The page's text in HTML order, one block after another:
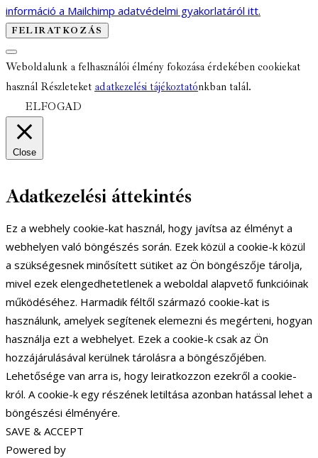
információ a Mailchimp adatvédelmi gyakorlatáról itt.
Weboldalunk a felhasználói élmény fokozása érdekében cookiekat
használ Részleteket adatkezelési tájékoztatónkban talál.
ELFOGAD
Close
Adatkezelési áttekintés
Ez a webhely cookie-kat használ, hogy javítsa az élményt a
webhelyen való böngészés során. Ezek közül a cookie-k közül
a szükségesnek minősített sütiket az Ön böngészője tárolja,
mivel ezek elengedhetetlenek a weboldal alapvető funkcióinak
működéséhez. Harmadik féltől származó cookie-kat is
használunk, amelyek segítenek elemezni és megérteni, hogyan
használja ezt a webhelyet. Ezek a cookie-k csak az Ön
hozzájárulásával kerülnek tárolásra a böngészőjében.
Lehetősége van arra is, hogy leiratkozzon ezekről a cookie-
król. A cookie-k egy részének letiltása azonban hatással lehet a
böngészési élményére.
SAVE & ACCEPT
Powered by